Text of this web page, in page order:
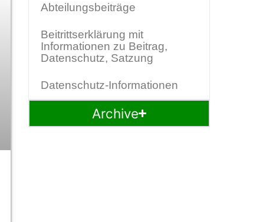
Abteilungsbeiträge
Beitrittserklärung mit
Informationen zu Beitrag,
Datenschutz, Satzung
Datenschutz-Informationen
Archive